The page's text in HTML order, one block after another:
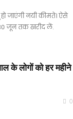
जाएंगी नयी कीमते। ऐसे
जून तक खरीद लें.
लोगों को हर महीने
0